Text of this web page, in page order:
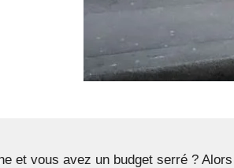
et vous avez un budget serré ?